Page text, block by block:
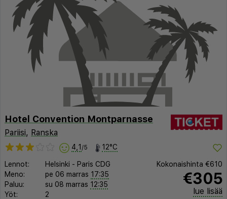
Hotel Convention Montparnasse
Pariisi, Ranska
4,1 /5 12°C
Lennot: Helsinki - Paris CDG
Meno:
pe 06 marras 17:35
Paluu:
su 08 marras 12:35
Yöt:
2
Kokonaishinta €610
€305
lue lisää